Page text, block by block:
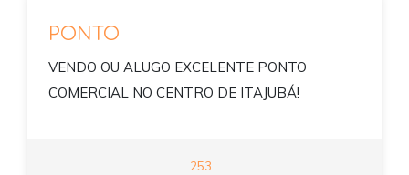
PONTO
VENDO OU ALUGO EXCELENTE PONTO
COMERCIAL NO CENTRO DE ITAJUBÁ!
253